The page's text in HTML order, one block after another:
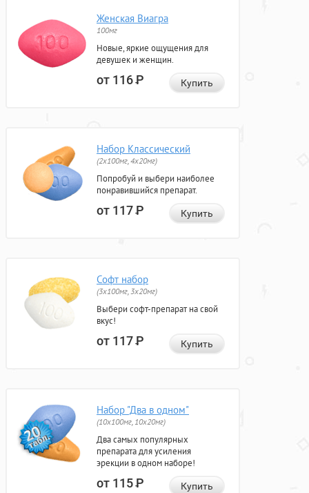
Женская Виагра
100мг
Новые, яркие ощущения для
девушек и женщин.
от 116Р Купить
Набор Классический
(2x100мг, 4x20мг)
Попробуй и выбери наиболее
понравившийся препарат.
от 117Р Купить
Софт набор
(3x100мг, 3x20мг)
Выбери софт-препарат на свой
вкус!
от 117Р Купить
Набор "Два в одном"
(10x100мг, 10x20мг)
Два самых популярных
препарата для усиления
эрекции в одном наборе!
от 115Р Купить